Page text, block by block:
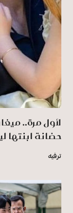
لأول مرة..
حضانة ابنتها
ترفيه